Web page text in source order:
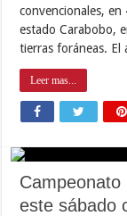
convencionales,
estado Carabobo,
tierras foráneas. El
Leer mas...
este sábado